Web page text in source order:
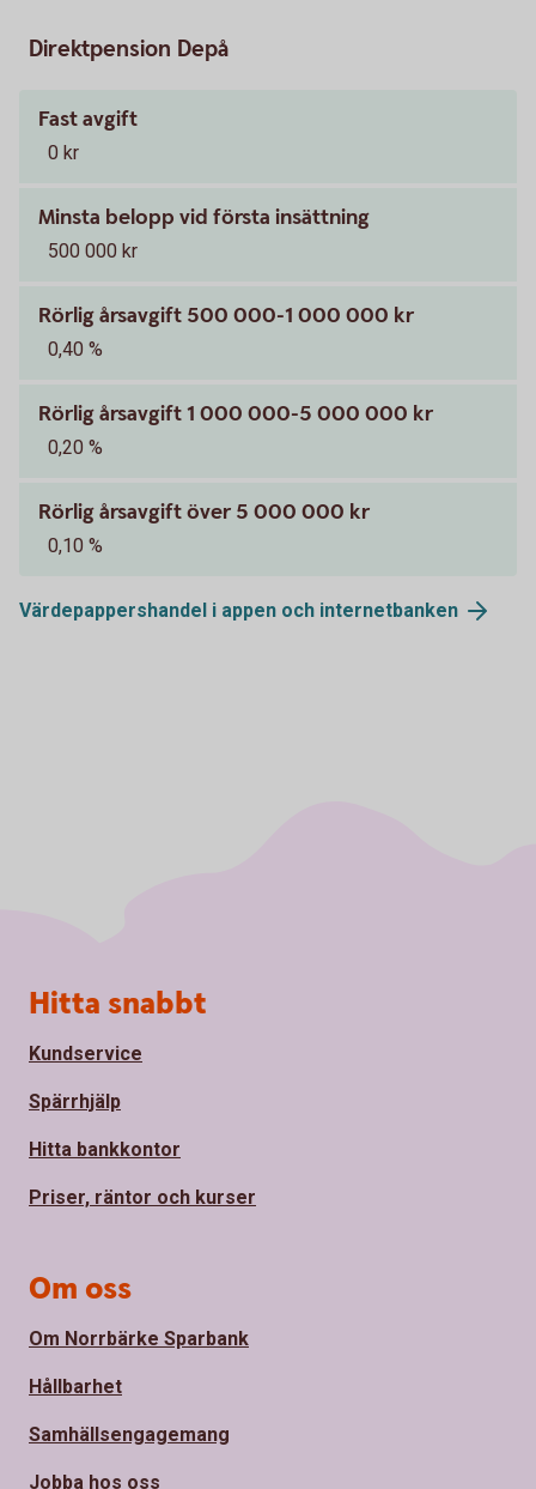
Direktpension Depå
Fast avgift
0 kr
Minsta belopp vid första insättning
500 000 kr
Rörlig årsavgift 500 000-1 000 000 kr
0,40 %
Rörlig årsavgift 1 000 000-5 000 000 kr
0,20 %
Rörlig årsavgift över 5 000 000 kr
0,10 %
Värdepappershandel i appen och internetbanken
Sidfot
Hitta snabbt
Kundservice
Spärrhjälp
Hitta bankkontor
Priser, räntor och kurser
Om oss
Om Norrbärke Sparbank
Hållbarhet
Samhällsengagemang
Jobba hos oss